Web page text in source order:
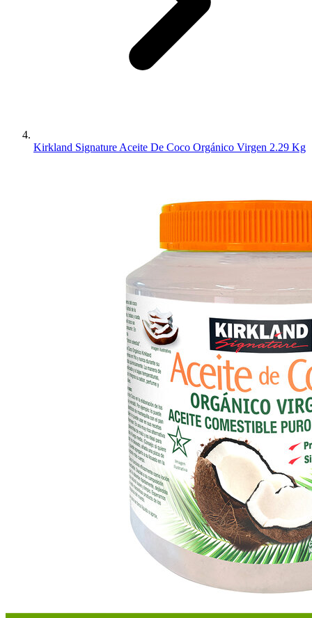
Kirkland Signature Aceite De Coco Orgánico Virgen 2.29 Kg